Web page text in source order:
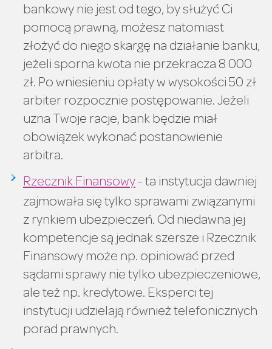
bankowy nie jest od tego, by służyć Ci
pomocą prawną, możesz natomiast
złożyć do niego skargę na działanie banku,
jeżeli sporna kwota nie przekracza 8 000
zł. Po wniesieniu opłaty w wysokości 50 zł
arbiter rozpocznie postępowanie. Jeżeli
uzna Twoje racje, bank będzie miał
obowiązek wykonać postanowienie
arbitra.
Rzecznik Finansowy - ta instytucja dawniej
zajmowała się tylko sprawami związanymi
z rynkiem ubezpieczeń. Od niedawna jej
kompetencje są jednak szersze i Rzecznik
Finansowy może np. opiniować przed
sądami sprawy nie tylko ubezpieczeniowe,
ale też np. kredytowe. Eksperci tej
instytucji udzielają również telefonicznych
porad prawnych.